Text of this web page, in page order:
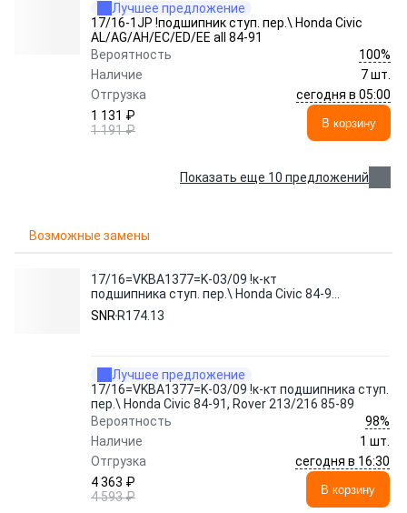
Лучшее предложение
17/16-1JP !подшипник ступ. пер.\ Honda Civic
AL/AG/AH/EC/ED/EE all 84-91
Вероятность
100%
Наличие
7 шт.
Отгрузка
сегодня в 05:00
1 131 ₽
1 191 ₽
В корзину
Показать еще 10 предложений
Возможные замены
17/16=VKBA1377=K-03/09 !к-кт
подшипника ступ. пер.\ Honda Civic 84-91,
Rover 213/216 85-89
SNR R174.13
Лучшее предложение
17/16=VKBA1377=K-03/09 !к-кт подшипника ступ.
пер.\ Honda Civic 84-91, Rover 213/216 85-89
Вероятность
98%
Наличие
1 шт.
Отгрузка
сегодня в 16:30
4 363 ₽
4 593 ₽
В корзину